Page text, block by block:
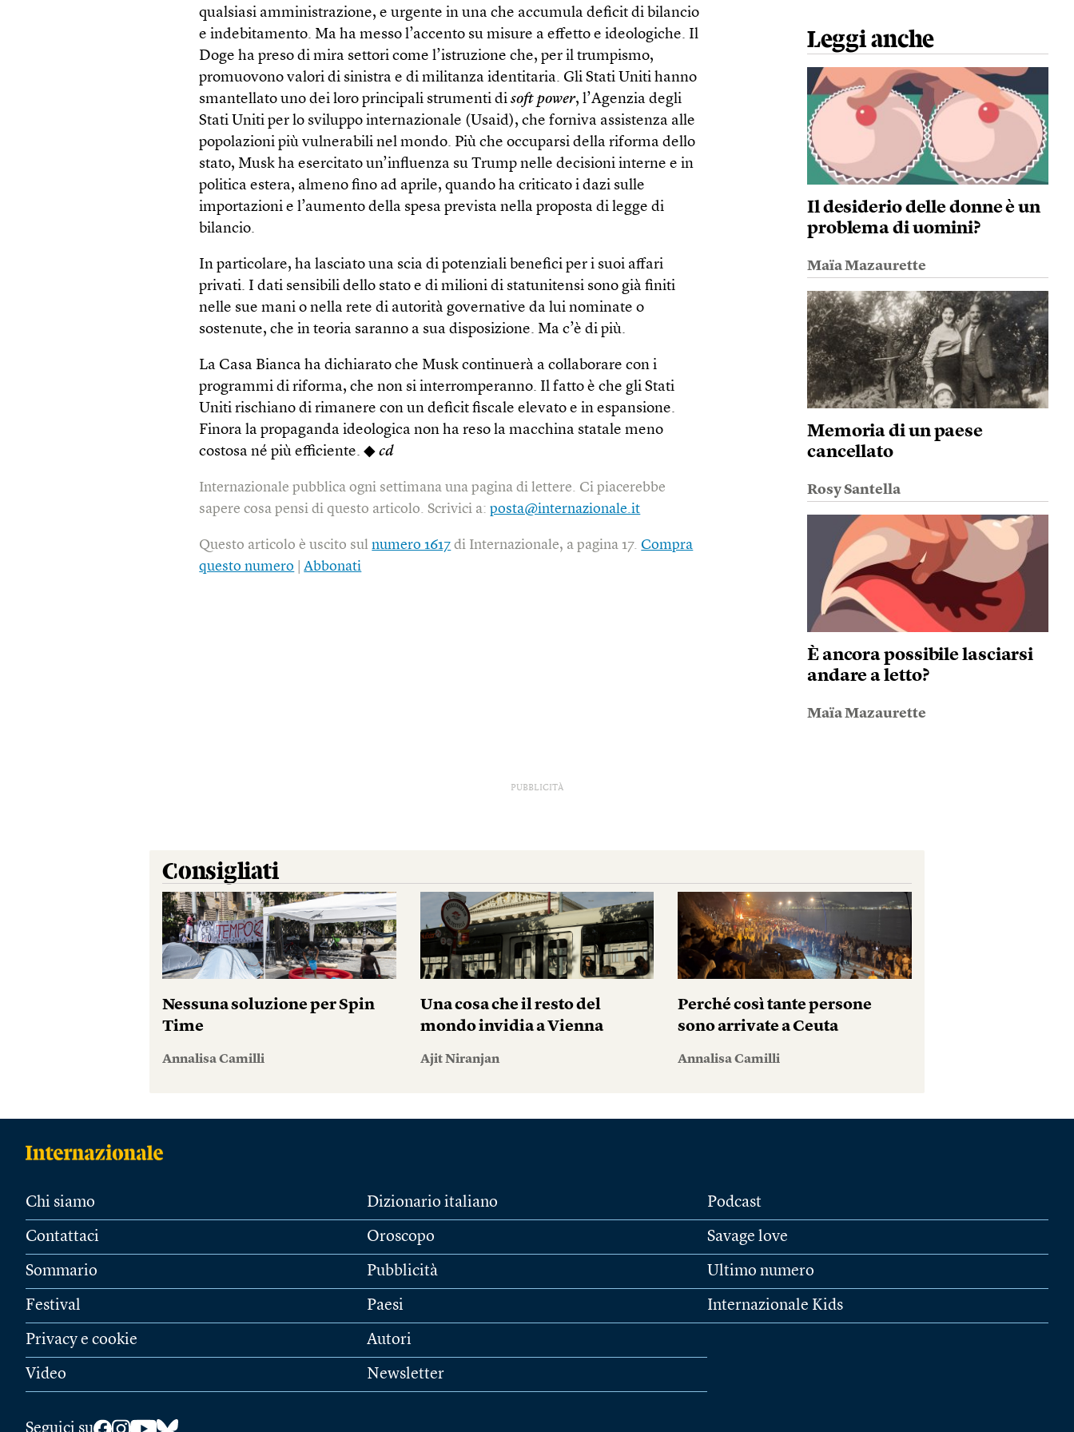
qualsiasi amministrazione, e urgente in una che accumula deficit di bilancio
e indebitamento. Ma ha messo l’accento su misure a effetto e ideologiche. Il
Doge ha preso di mira settori come l’istruzione che, per il trumpismo,
promuovono valori di sinistra e di militanza identitaria. Gli Stati Uniti hanno
smantellato uno dei loro principali strumenti disoft power, l’Agenzia degli
Stati Uniti per lo sviluppo internazionale (Usaid), che forniva assistenza alle
popolazioni più vulnerabili nel mondo. Più che occuparsi della riforma dello
stato, Musk ha esercitato un’influenza su Trump nelle decisioni interne e in
politica estera, almeno fino ad aprile, quando ha criticato i dazi sulle
importazioni e l’aumento della spesa prevista nella proposta di legge di
bilancio.
In particolare, ha lasciato una scia di potenziali benefici per i suoi affari
privati. I dati sensibili dello stato e di milioni di statunitensi sono già finiti
nelle sue mani o nella rete di autorità governative da lui nominate o
sostenute, che in teoria saranno a sua disposizione. Ma c’è di più.
La Casa Bianca ha dichiarato che Musk continuerà a collaborare con i
programmi di riforma, che non si interromperanno. Il fatto è che gli Stati
Uniti rischiano di rimanere con un deficit fiscale elevato e in espansione.
Finora la propaganda ideologica non ha reso la macchina statale meno
costosa né più efficiente. ◆cd
Internazionale pubblica ogni settimana una pagina di lettere. Ci piacerebbe
sapere cosa pensi di questo articolo. Scrivici a:posta@internazionale.it
Questo articolo è uscito sulnumero 1617 di Internazionale, a pagina 17.Compra
questo numero |Abbonati
Leggi anche
Il desiderio delle donne è un
problema di uomini?
Maïa Mazaurette
Memoria di un paese
cancellato
Rosy Santella
È ancora possibile lasciarsi
andare a letto?
Maïa Mazaurette
PUBBLICITÀ
Consigliati
Nessuna soluzione per Spin
Time
Annalisa Camilli
Una cosa che il resto del
mondo invidia a Vienna
Ajit Niranjan
Perché così tante persone
sono arrivate a Ceuta
Annalisa Camilli
Chi siamo
Contattaci
Sommario
Festival
Privacy e cookie
Video
Dizionario italiano
Oroscopo
Pubblicità
Paesi
Autori
Newsletter
Podcast
Savage love
Ultimo numero
Internazionale Kids
Seguici su